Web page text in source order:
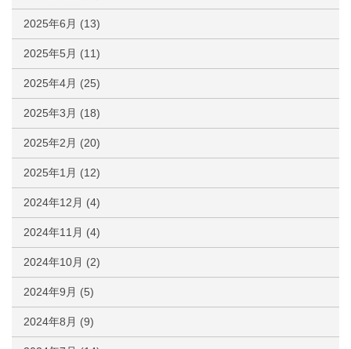
2025年6月 (13)
2025年5月 (11)
2025年4月 (25)
2025年3月 (18)
2025年2月 (20)
2025年1月 (12)
2024年12月 (4)
2024年11月 (4)
2024年10月 (2)
2024年9月 (5)
2024年8月 (9)